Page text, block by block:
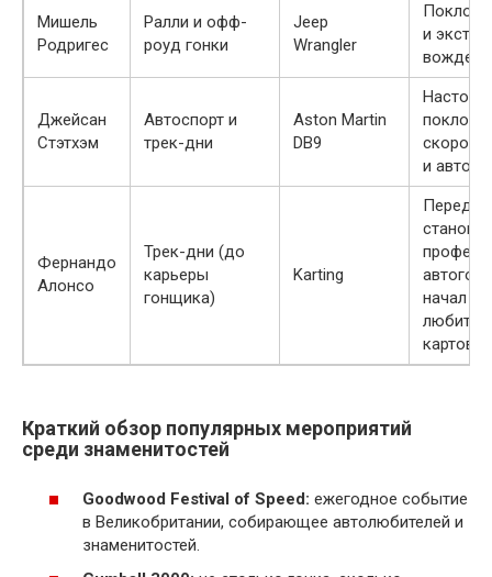
Мишель
Родригес
Ралли и офф-
роуд гонки
Jeep
Wrangler
и
Джейсaн
Стэтхэм
Автоспорт и
трек-дни
Aston Martin
DB9
и
Фернандо
Алонсо
Трек-дни (до
карьеры
гонщика)
Karting
Перед
начал с
картов
Краткий обзор популярных мероприятий
среди знаменитостей
Goodwood Festival of Speed: ежегодное событие
в Великобритании, собирающее автолюбителей и
знаменитостей.